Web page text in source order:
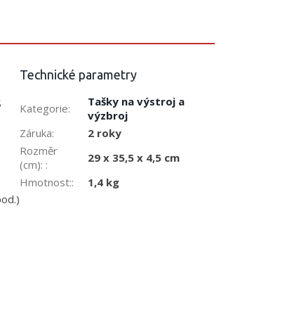
Technické parametry
Kategorie:
Tašky na výstroj a
výzbroj
Záruka:
2 roky
Rozměr
(cm): :
29 x 35,5 x 4,5 cm
Hmotnost:: 1,4 kg